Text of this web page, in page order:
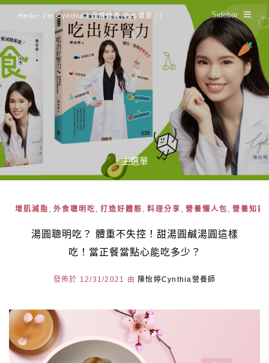
Hello~ I'm Cynthia！品嚐營養 吃出健康：） Sidebar
主選單
增肌減脂 外食聰明吃 打造好體態 料理分享 營養懶人包 營養知識
湯圓聰明吃？ 體重不失控！甜湯圓鹹湯圓這樣
吃！當正餐當點心能吃多少？
發佈於 12/31/2021 由 陳怡婷Cynthia營養師